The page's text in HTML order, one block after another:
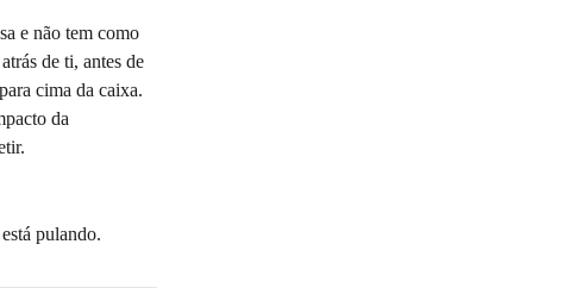
e não tem como
de ti, antes de
cima da caixa.
da
pulando.